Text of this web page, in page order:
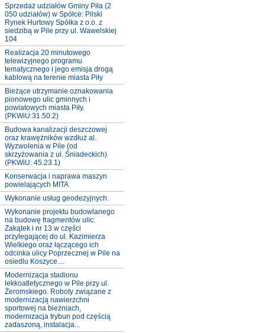
Sprzedaż udziałów Gminy Piła (2
050 udziałów) w Spółce: Pilski
Rynek Hurtowy Spółka z o.o. z
siedzibą w Pile przy ul. Wawelskiej
104
Realizacja 20 minutowego
telewizyjnego programu
tematycznego i jego emisja drogą
kablową na terenie miasta Piły
Bieżące utrzymanie oznakowania
pionowego ulic gminnych i
powiatowych miasta Piły.
(PKWiU:31.50.2)
Budowa kanalizacji deszczowej
oraz krawężników wzdłuż al.
Wyzwolenia w Pile (od
skrzyżowania z ul. Śniadeckich)
(PKWiU: 45.23.1)
Konserwacja i naprawa maszyn
powielających MITA
Wykonanie usług geodezyjnych.
Wykonanie projektu budowlanego
na budowę fragmentów ulic:
Zakątek i nr 13 w części
przylegającej do ul. Kazimierza
Wielkiego oraz łączącego ich
odcinka ulicy Poprzecznej w Pile na
osiedlu Koszyce....
Modernizacja stadionu
lekkoatletycznego w Pile przy ul.
Żeromskiego. Roboty związane z
modernizacją nawierzchni
sportowej na bieżniach,
modernizacja trybun pod częścią
zadaszoną, instalacja...